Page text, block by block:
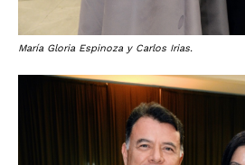
María Gloria Espinoza y Carlos Irias.